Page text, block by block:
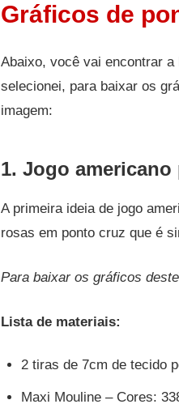
Gráficos de
Abaixo, você vai encontrar
selecionei, para baixar os
imagem:
1. Jogo
A primeira ideia de jogo
rosas em ponto cruz que é
Para baixar os gráficos
Lista de materiais:
2 tiras de 7cm de tecido
Maxi Mouline – Cores: